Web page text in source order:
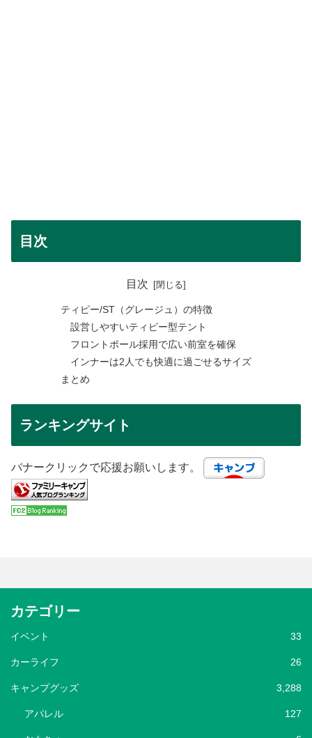
目次
目次
ティピー/ST（グレージュ）の特徴
設営しやすいティピー型テント
フロントポール採用で広い前室を確保
インナーは2人でも快適に過ごせるサイズ
まとめ
ランキングサイト
バナークリックで応援お願いします。
カテゴリー
イベント 33
カーライフ 26
キャンプグッズ 3,288
アパレル 127